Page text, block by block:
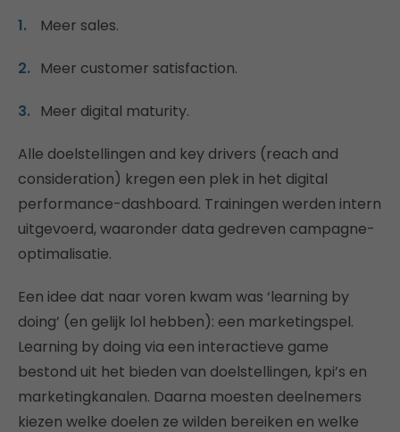
Meer sales.
Meer customer satisfaction.
Meer digital maturity.
Alle doelstellingen and key drivers (reach and
consideration) kregen een plek in het digital
performance-dashboard. Trainingen werden intern
uitgevoerd, waaronder data gedreven campagne-
optimalisatie.
Een idee dat naar voren kwam was ‘learning by
doing’ (en gelijk lol hebben): een marketingspel.
Learning by doing via een interactieve game
bestond uit het bieden van doelstellingen, kpi’s en
marketingkanalen. Daarna moesten deelnemers
kiezen welke doelen ze wilden bereiken en welke